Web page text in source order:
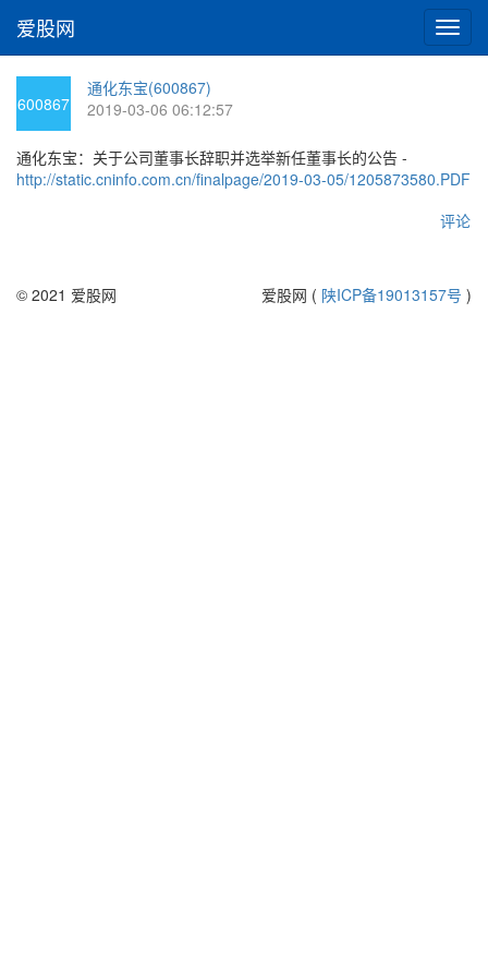
切
换
爱股网
600867
通化东宝(600867)
2019-03-06 06:12:57
通化东宝：关于公司董事长辞职并选举新任董事长的公告 -
http://static.cninfo.com.cn/finalpage/2019-03-05/1205873580.PDF
评论
© 2021 爱股网 爱股网 ( 陕ICP备19013157号 )